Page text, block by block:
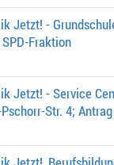
Jetzt! -
Fraktion
Jetzt! - Service
Str. 4;